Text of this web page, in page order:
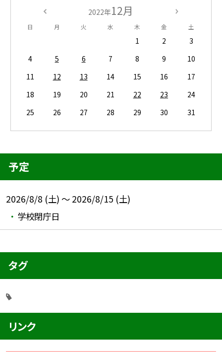
2022年12月
日 月 火 水 木 金 土
1 2
3
4
5 6 7 8 9
10
11
12 13 14 15 16
17
18
19 20 21 22 23
24
25
26 27 28 29 30 31
予定
2026/8/8 (土) ～ 2026/8/15 (土)
学校閉庁日
タグ
リンク